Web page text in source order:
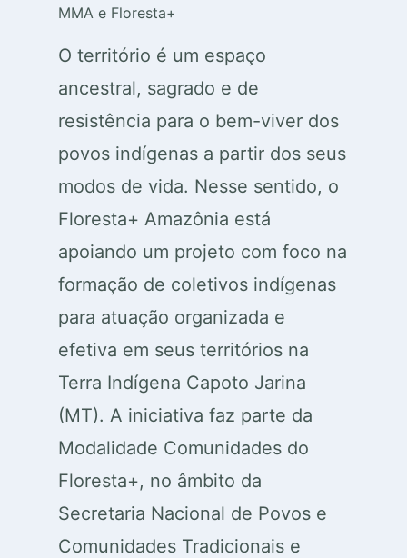
MMA e Floresta+
O território é um espaço
ancestral, sagrado e de
resistência para o bem-viver dos
povos indígenas a partir dos seus
modos de vida. Nesse sentido, o
Floresta+ Amazônia está
apoiando um projeto com foco na
formação de coletivos indígenas
para atuação organizada e
efetiva em seus territórios na
Terra Indígena Capoto Jarina
(MT). A iniciativa faz parte da
Modalidade Comunidades do
Floresta+, no âmbito da
Secretaria Nacional de Povos e
Comunidades Tradicionais e